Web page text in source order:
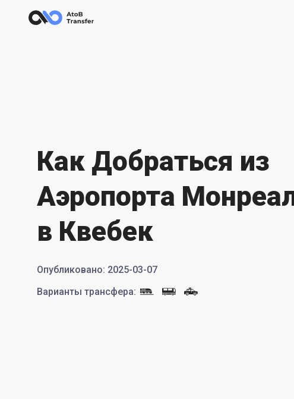
Как Добраться из
Аэропорта
в Квебек
Опубликовано: 2025-03-07
Варианты трансфера: